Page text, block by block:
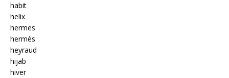
habit
helix
hermes
hermès
heyraud
hijab
hiver